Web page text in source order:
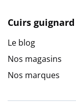
Cuirs guignard
Le blog
Nos magasins
Nos marques